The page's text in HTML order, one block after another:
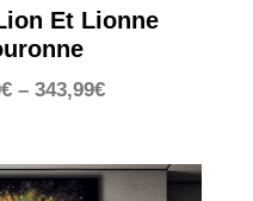
Et Lionne
€– 343,99€